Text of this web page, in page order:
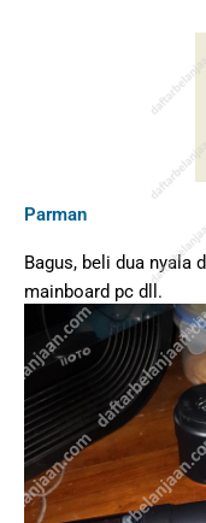
Parman
Bagus, beli dua nyala
mainboard pc dll.